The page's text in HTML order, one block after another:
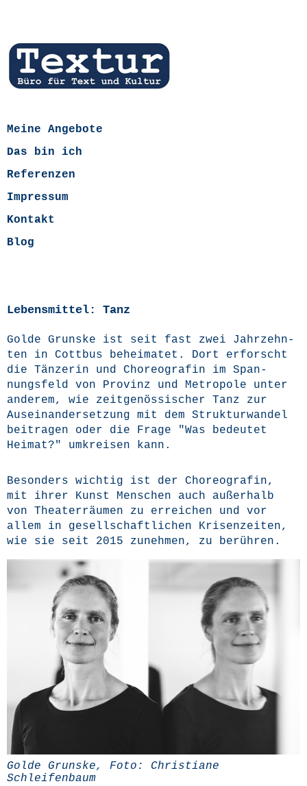
Meine Angebote
Das bin ich
Referenzen
Impressum
Kontakt
Blog
Lebensmittel: Tanz
Gol­de Grunske ist seit fast zwei Jahr­zehn­
ten in Cott­bus behei­ma­tet. Dort erforscht
die Tän­ze­rin und Cho­reo­gra­fin im Span­
nungs­feld von Pro­vinz und Metro­po­le unter
ande­rem, wie zeit­ge­nös­si­scher Tanz zur
Aus­ein­an­der­set­zung mit dem Struk­tur­wan­del
bei­tra­gen oder die Fra­ge "Was bedeu­tet
Hei­mat?" umkrei­sen kann.
Beson­ders wich­tig ist der Cho­reo­gra­fin,
mit ihrer Kunst Men­schen auch außer­halb
von Thea­ter­räu­men zu errei­chen und vor
allem in gesell­schaft­li­chen Kri­sen­zei­ten,
wie sie seit 2015 zuneh­men, zu berühren.
Gol­de Grunske, Foto: Chris­tia­ne
Schleifenbaum